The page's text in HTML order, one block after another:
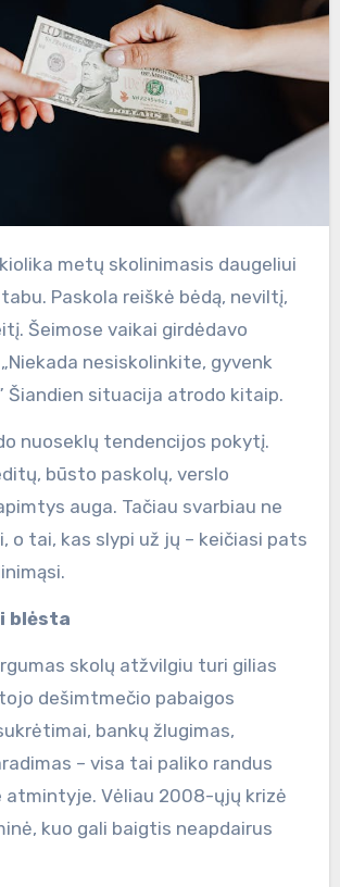
Paskola reiškė bėdą, neviltį,
Šeimose vaikai girdėdavo
nesiskolinkite, gyvenk
Šiandien situacija atrodo kitaip.
nuoseklų tendencijos pokytį.
būsto paskolų, verslo
auga. Tačiau svarbiau ne
o tai, kas slypi už jų – keičiasi pats
blėsta
skolų atžvilgiu turi gilias
dešimtmečio pabaigos
bankų žlugimas,
– visa tai paliko randus
atmintyje. Vėliau 2008-ųjų krizė
kuo gali baigtis neapdairus